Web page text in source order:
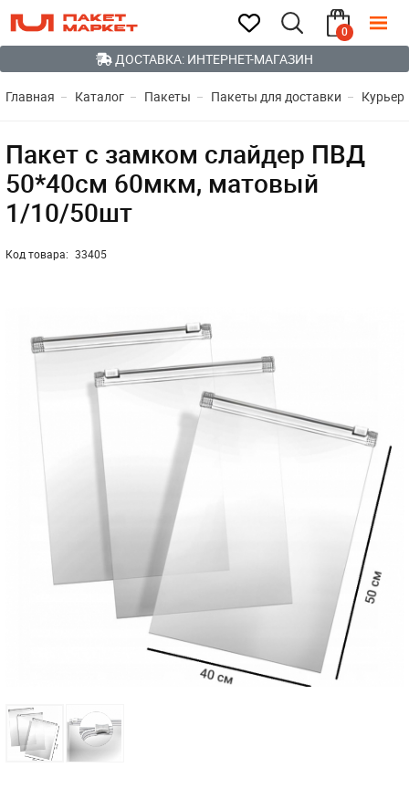
0
ДОСТАВКА: ИНТЕРНЕТ-МАГАЗИН
Главная Каталог Пакеты Пакеты для доставки Курьер
Пакет с замком слайдер ПВД
50*40см 60мкм, матовый
1/10/50шт
Код товара: 33405